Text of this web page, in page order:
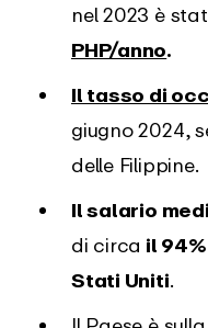
nel 2023 è
PHP/anno.
Il tasso di
giugno 2024,
delle Filippine.
Il salario
di circa il
Stati Uniti.